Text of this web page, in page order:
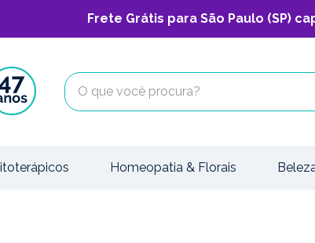
Frete Grátis para São Paulo (SP)
O que você procura?
Homeopatia & Florais